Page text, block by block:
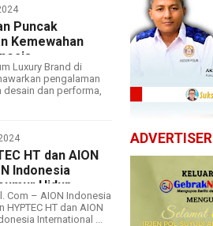
Puncak
Kemewahan
Luxury Brand di
pengalaman
desain dan performa,
HT dan AION
Indonesia
Hidup
Com – AION Indonesia
HT dan AION
International ...
ADVERTISER